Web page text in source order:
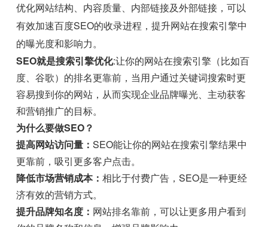
优化网站结构、内容质量、内部链接及外部链接，可以
有效加速百度SEO的收录进程，提升网站在搜索引擎中
的曝光度和影响力。
SEO就是搜索引擎优化:让你的网站在搜索引擎（比如百
度、谷歌）的排名更靠前，当用户通过关键词搜索时更
容易搜到你的网站，从而实现企业品牌曝光、主动获客
和营销推广的目标。
为什么要做SEO？
提高网站访问量：SEO能让你的网站在搜索引擎结果中
更靠前，吸引更多客户点击。
降低市场营销成本：相比于付费广告，SEO是一种更经
济有效的营销方式。
提升品牌知名度： 网站排名靠前，可以让更多用户看到